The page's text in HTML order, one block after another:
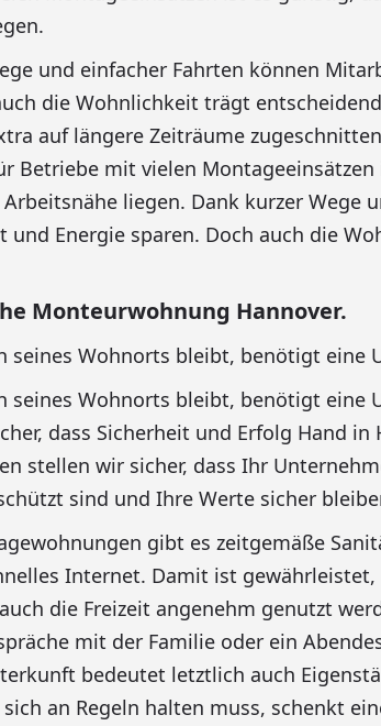
und einfacher Fahrten können
die Wohnlichkeit trägt
auf längere Zeiträume
Betriebe mit vielen
liegen. Dank kurzer Wege
und Energie sparen. Doch auch die
Monteurwohnung Hannover.
seines Wohnorts bleibt, benötigt eine
seines Wohnorts bleibt, benötigt eine
dass Sicherheit und Erfolg Hand
stellen wir sicher, dass Ihr
sind und Ihre Werte sicher
gibt es zeitgemäße
Internet. Damit ist
die Freizeit angenehm genutzt
mit der Familie oder ein
bedeutet letztlich auch
an Regeln halten muss, schenkt